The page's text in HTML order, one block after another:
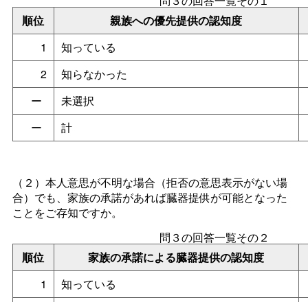
順位 親族への優先提供の認知度
1
知っている
2
知らなかった
ー
未選択
ー
計
（２）本人意思が不明な場合（拒否の意思表示がない場
合）でも、家族の承諾があれば臓器提供が可能となった
ことをご存知ですか。
順位 家族の承諾による臓器提供の認知度
問３の回答一覧その２
1
知っている